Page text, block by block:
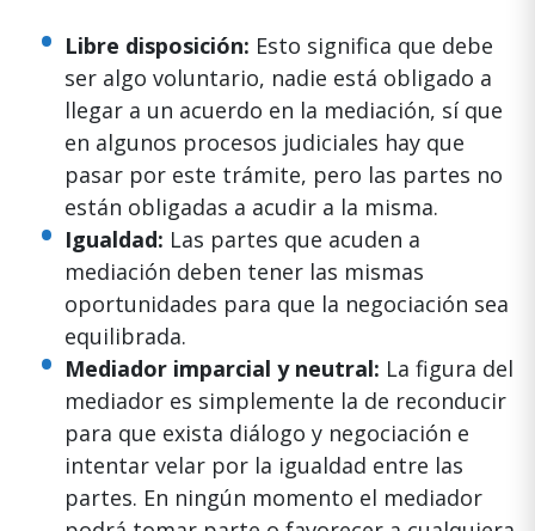
Libre disposición: Esto significa que debe
ser algo voluntario, nadie está obligado a
llegar a un acuerdo en la mediación, sí que
en algunos procesos judiciales hay que
pasar por este trámite, pero las partes no
están obligadas a acudir a la misma.
Igualdad: Las partes que acuden a
mediación deben tener las mismas
oportunidades para que la negociación sea
equilibrada.
Mediador imparcial y neutral: La figura del
mediador es simplemente la de reconducir
para que exista diálogo y negociación e
intentar velar por la igualdad entre las
partes. En ningún momento el mediador